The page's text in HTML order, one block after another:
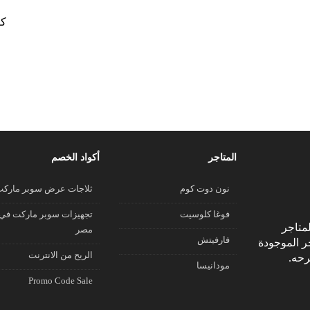
الموجودة
المتاجر
نون دوت كوم
فوغا كلوسيت
فارفيتش
مودانيسا
أكواد الخصم
ثلاجات عرض سوبر
تجهيزات سوبر ماركت في
مصر
الريح من الانترنت
Promo Code Sale